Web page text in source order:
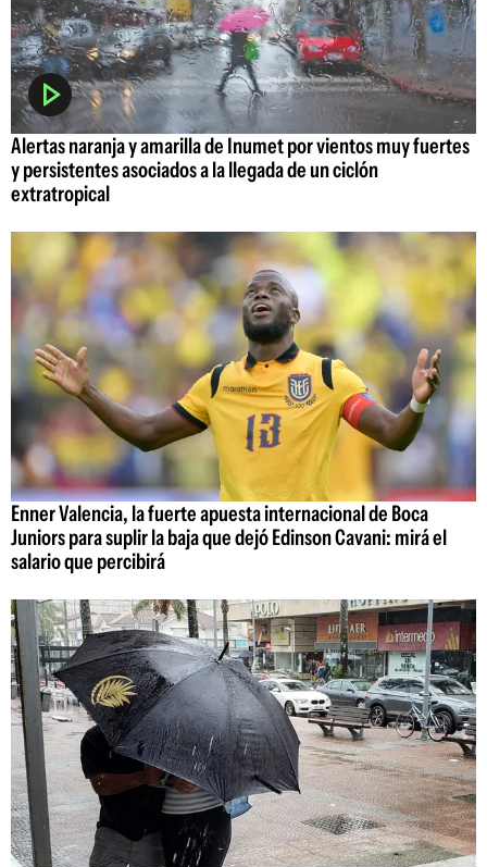
Alertas naranja y amarilla de Inumet por vientos muy fuertes
y persistentes asociados a la llegada de un ciclón
extratropical
Enner Valencia, la fuerte apuesta internacional de Boca
Juniors para suplir la baja que dejó Edinson Cavani: mirá el
salario que percibirá